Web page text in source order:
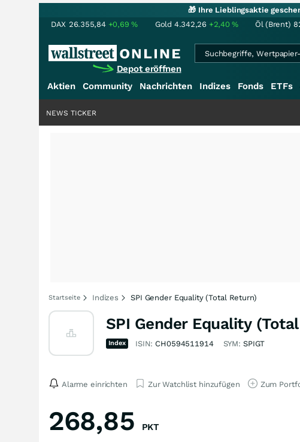
🎁 Ihre Lieblingsaktie
DAX 26.355,84 +0,69% Gold 4.342,26 +2,40% Öl (Brent)
Depot eröffnen
Aktien Community Nachrichten Indizes Fonds ETFs
NEWS TICKER
Startseite Indizes SPI Gender Equality (Total Return)
SPI Gender Equality
Index ISIN: CH0594511914 SYM: SPIGT
Alarme einrichten Zur Watchlist hinzufügen Zum
268,85 PKT